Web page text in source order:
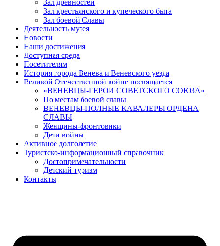
Зал древностей
Зал крестьянского и купеческого быта
Зал боевой Славы
Деятельность музея
Новости
Наши достижения
Доступная среда
Посетителям
История города Венева и Веневского уезда
Великой Отечественной войне посвящается
«ВЕНЕВЦЫ-ГЕРОИ СОВЕТСКОГО СОЮЗА»
По местам боевой славы
ВЕНЕВЦЫ-ПОЛНЫЕ КАВАЛЕРЫ ОРДЕНА
СЛАВЫ
Женщины-фронтовики
Дети войны
Активное долголетие
Туристско-информационный справочник
Достопримечательности
Детский туризм
Контакты